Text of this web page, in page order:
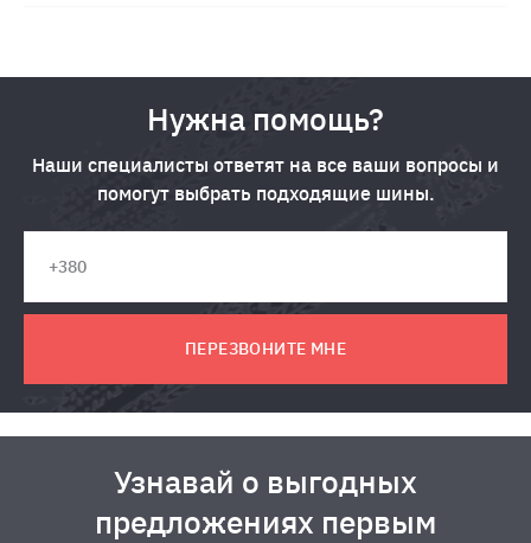
Нужна помощь?
Наши специалисты ответят на все ваши вопросы и
помогут выбрать подходящие шины.
ПЕРЕЗВОНИТЕ МНЕ
Узнавай о выгодных
предложениях первым